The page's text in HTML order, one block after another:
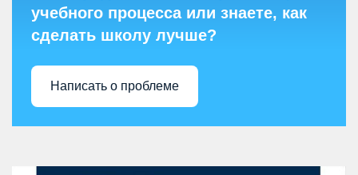
учебного процесса или знаете, как
сделать школу лучше?
Написать о проблеме